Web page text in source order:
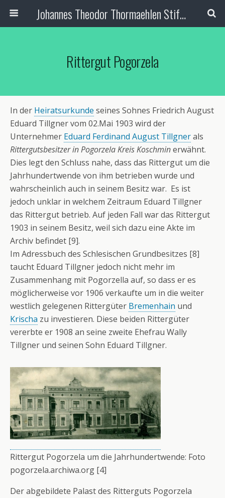
Johannes Theodor Thormaehlen Stiftung
Rittergut Pogorzela
In der Heiratsurkunde seines Sohnes Friedrich August
Eduard Tillgner vom 02.Mai 1903 wird der
Unternehmer Eduard Ferdinand August Tillgnerals
Rittergutsbesitzer in Pogorzela Kreis Koschminerwähnt.
Dies legt den Schluss nahe, dass das Rittergut um die
Jahrhundertwende von ihm betrieben wurde und
wahrscheinlich auch in seinem Besitz war. Es ist
jedoch unklar in welchem Zeitraum Eduard Tillgner
das Rittergut betrieb. Auf jeden Fall war das Rittergut
1903 in seinem Besitz, weil sich dazu eine Akte im
Archiv befindet [9].
Im Adressbuch des Schlesischen Grundbesitzes [8]
taucht Eduard Tillgner jedoch nicht mehr im
Zusammenhang mit Pogorzella auf, so dass er es
möglicherweise vor 1906 verkaufte um in die weiter
westlich gelegenen Rittergüter Bremenhain und
Krischa zu investieren. Diese beiden Rittergüter
vererbte er 1908 an seine zweite Ehefrau Wally
Tillgner und seinen Sohn Eduard Tillgner.
Rittergut Pogorzela um die Jahrhundertwende: Foto
pogorzela.archiwa.org [4]
Der abgebildete Palast des Ritterguts Pogorzela